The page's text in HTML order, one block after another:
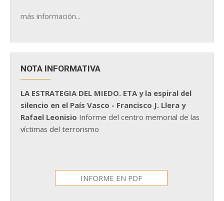
más información...
NOTA INFORMATIVA
LA ESTRATEGIA DEL MIEDO. ETA y la espiral del
silencio en el País Vasco - Francisco J. Llera y
Rafael Leonisio Informe del centro memorial de las
víctimas del terrorismo
INFORME EN PDF